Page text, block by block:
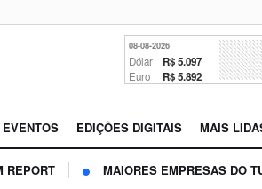
08-08-2026
Dólar R$ 5.097
Euro R$ 5.892
EDIÇÕES DIGITAIS MAIS
REPORT MAIORES EMPRESAS DO